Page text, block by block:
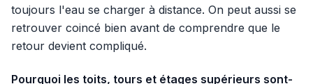
toujours l'eau se charger à distance. On peut aussi se
retrouver coincé bien avant de comprendre que le
retour devient compliqué.
Pourquoi les toits, tours et étages supérieurs sont-